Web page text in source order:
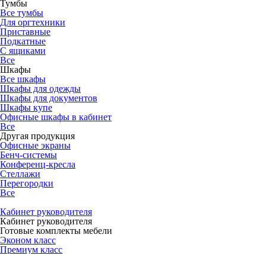
Тумбы
Все тумбы
Для оргтехники
Приставные
Подкатные
С ящиками
Все
Шкафы
Все шкафы
Шкафы для одежды
Шкафы для документов
Шкафы купе
Офисные шкафы в кабинет
Все
Другая продукция
Офисные экраны
Бенч-системы
Конференц-кресла
Стеллажи
Перегородки
Все
Кабинет руководителя
Кабинет руководителя
Готовые комплекты мебели
Эконом класс
Премиум класс